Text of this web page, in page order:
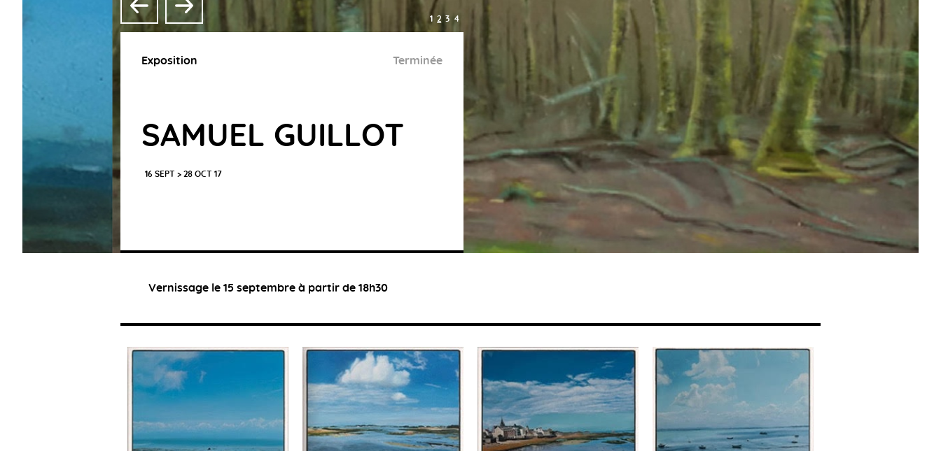
1 2 3 4
Exposition Terminée
SAMUEL GUILLOT
16 SEPT > 28 OCT 17
Vernissage le 15 septembre à partir de 18h30